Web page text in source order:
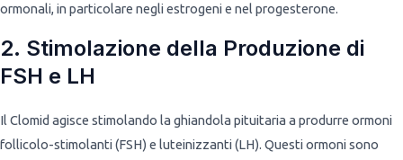
ormonali, in particolare negli estrogeni e nel progesterone.
2. Stimolazione della Produzione di
FSH e LH
Il Clomid agisce stimolando la ghiandola pituitaria a produrre ormoni
follicolo-stimolanti (FSH) e luteinizzanti (LH). Questi ormoni sono